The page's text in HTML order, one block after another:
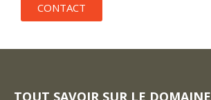
CONTACT